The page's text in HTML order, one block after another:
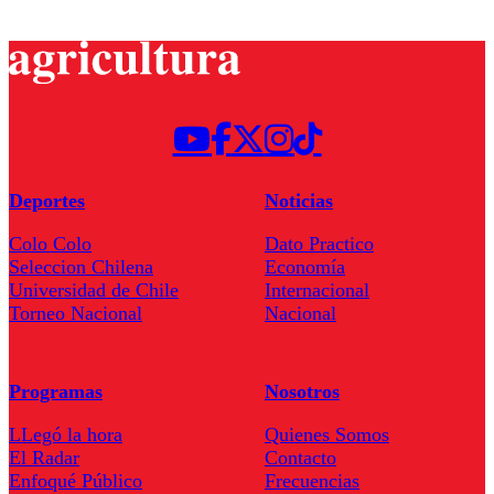
Deportes
Colo Colo
Seleccion Chilena
Universidad de Chile
Torneo Nacional
Noticias
Dato Practico
Economía
Internacional
Nacional
Programas
LLegó la hora
El Radar
Enfoqué Público
Nosotros
Quienes Somos
Contacto
Frecuencias